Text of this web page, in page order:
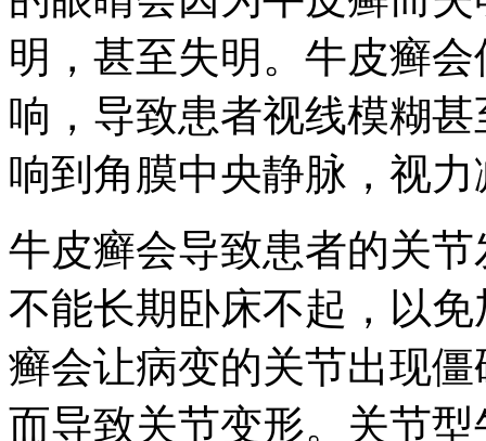
明，甚至失明。牛皮癣
响，导致患者视线模糊
响到角膜中央静脉，视
牛皮癣会导致患者的关
不能长期卧床不起，以
癣会让病变的关节出现
而导致关节变形。关节